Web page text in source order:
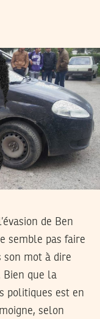
de Ben
semble pas faire
son mot à dire
Bien que la
politiques est en
selon